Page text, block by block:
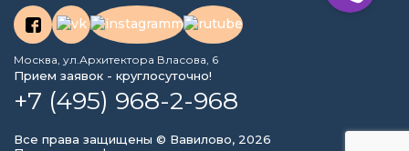
Москва, ул.Архитектора Власова, 6
Прием заявок - круглосуточно!
+7 (495) 968-2-968
Все права защищены © Вавилово, 2026